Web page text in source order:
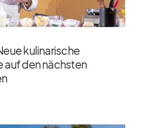
kulinarische
auf den nächsten